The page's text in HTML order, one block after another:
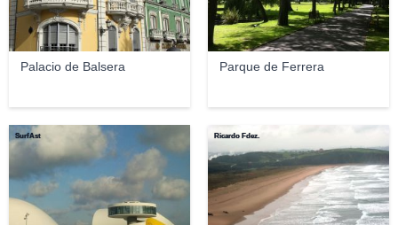
Palacio de Balsera Parque de Ferrera
SurfAst Ricardo Fdez.